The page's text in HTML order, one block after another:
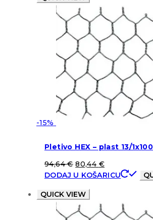
-15%
Pletivo HEX – plast 13/
94,64€ 80,44 €
DODAJ U KOŠARICU
QUICK VIEW